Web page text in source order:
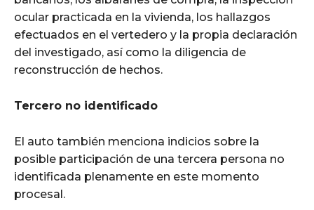
ocular practicada en la vivienda, los hallazgos
efectuados en el vertedero y la propia declaración
del investigado, así como la diligencia de
reconstrucción de hechos.
Tercero no identificado
El auto también menciona indicios sobre la
posible participación de una tercera persona no
identificada plenamente en este momento
procesal.